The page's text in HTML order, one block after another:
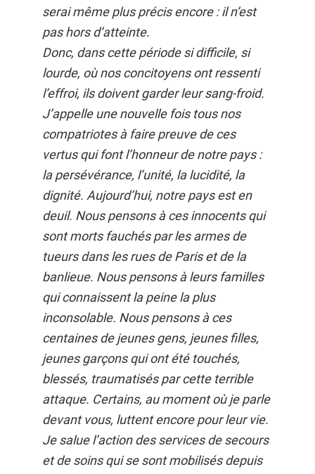
serai même plus précis encore : il n’est
pas hors d’atteinte.
Donc, dans cette période si difficile, si
lourde, où nos concitoyens ont ressenti
l’effroi, ils doivent garder leur sang-froid.
J’appelle une nouvelle fois tous nos
compatriotes à faire preuve de ces
vertus qui font l’honneur de notre pays :
la persévérance, l’unité, la lucidité, la
dignité. Aujourd’hui, notre pays est en
deuil. Nous pensons à ces innocents qui
sont morts fauchés par les armes de
tueurs dans les rues de Paris et de la
banlieue. Nous pensons à leurs familles
qui connaissent la peine la plus
inconsolable. Nous pensons à ces
centaines de jeunes gens, jeunes filles,
jeunes garçons qui ont été touchés,
blessés, traumatisés par cette terrible
attaque. Certains, au moment où je parle
devant vous, luttent encore pour leur vie.
Je salue l’action des services de secours
et de soins qui se sont mobilisés depuis